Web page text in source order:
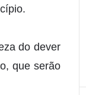
do dever
que serão